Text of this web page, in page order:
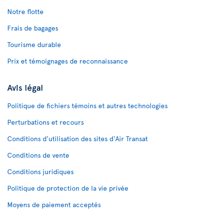
Notre flotte
Frais de bagages
Tourisme durable
Prix et témoignages de reconnaissance
Avis légal
Politique de fichiers témoins et autres technologies
Perturbations et recours
Conditions d’utilisation des sites d'Air Transat
Conditions de vente
Conditions juridiques
Politique de protection de la vie privée
Moyens de paiement acceptés